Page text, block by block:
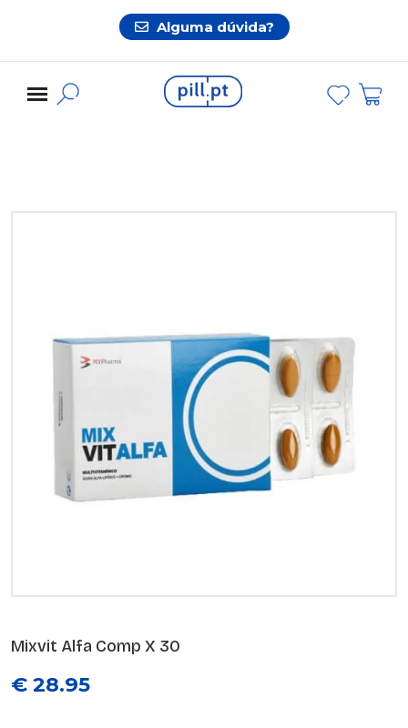
Alguma dúvida?
Mixvit Alfa Comp X 30
€ 28.95